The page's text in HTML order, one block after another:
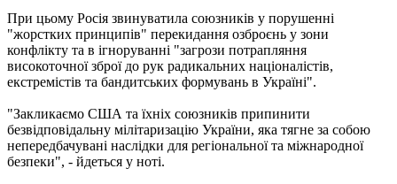
При цьому Росія звинуватила союзників у порушенні
"жорстких принципів" перекидання озброєнь у зони
конфлікту та в ігноруванні "загрози потрапляння
високоточної зброї до рук радикальних націоналістів,
екстремістів та бандитських формувань в Україні".
"Закликаємо США та їхніх союзників припинити
безвідповідальну мілітаризацію України, яка тягне за собою
непередбачувані наслідки для регіональної та міжнародної
безпеки", - йдеться у ноті.